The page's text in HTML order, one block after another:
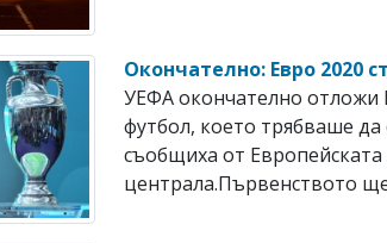
Окончателно: Евро 2020
УЕФА окончателно отложи
футбол, което трябваше
съобщиха от Европейската
централа.Първенството